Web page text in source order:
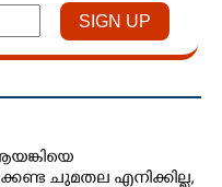
ചുമതല എനിക്കില്ല,